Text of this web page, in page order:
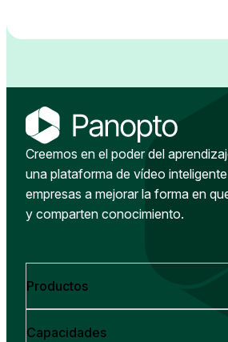
Creemos en el poder del
una plataforma de vídeo
empresas a mejorar la forma en
y comparten conocimiento.
Productos
Capacidades